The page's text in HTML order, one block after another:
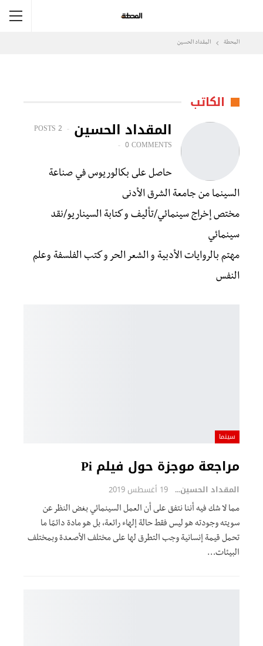
المحطة المقداد الحسين
الكاتب
المقداد الحسين
2 POSTS
0 COMMENTS
حاصل على بكالوريوس في صناعة
السينما من جامعة الشرق الأدنى
مختص إخراج سينمائي/تأليف و كتابة السيناريو/نقد
سينمائي
مهتم بالروايات الأدبية و الشعر الحر و كتب الفلسفة وعلم
النفس
سينما
مراجعة موجزة حول فيلم Pi
المقداد الحسين 19 أغسطس 2019
مما لا شك فيه أننا نتفق على أن العمل السينمائي بغض النظر عن
سويته وجودته هو ليس فقط حالة إلهاء رائعة، بل هو مادة دائمًا ما
تحمل قيمة إنسانية وجب التطرق لها على مختلف الأصعدة وبمختلف
البيئات…